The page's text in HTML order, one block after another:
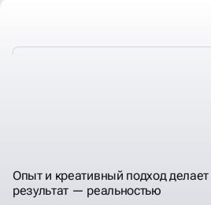
САЙТЫ ПОД КЛЮЧ
Опыт и креативный подход делает
результат — реальностью